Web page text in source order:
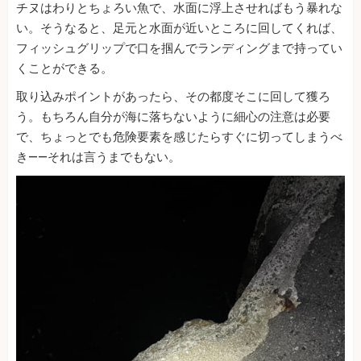
チヌはわりとちょろい魚で、水面に浮上させればもう暴れな
い。そうなると、足元と水面が近いところに回してくれば、
フィッシュグリップで口を掴んでランディングまで持ってい
くことができる。
取り込みポイントがあったら、その都度そこに回して獲ろ
う。もちろん自分が海に落ちないように細心の注意は必要
で、ちょっとでも危険要素を感じたらすぐに切ってしまうべ
き――それは言うまでもない。